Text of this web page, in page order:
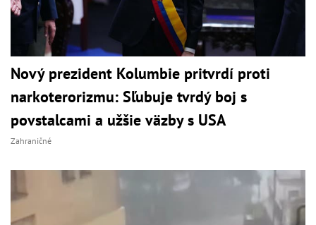
Nový prezident Kolumbie pritvrdí proti
narkoterorizmu: Sľubuje tvrdý boj s
povstalcami a užšie väzby s USA
Zahraničné